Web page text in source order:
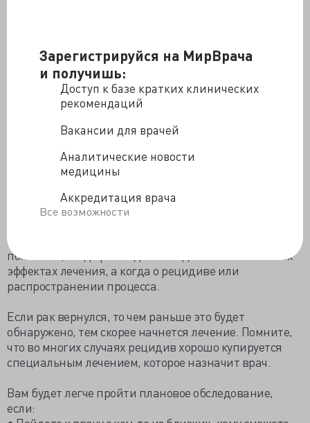
Зарегистрируйся на МирВрача
и получишь:
Доступ к базе кратких клинических
рекомендаций
Вакансии для врачей
Аналитические новости
медицины
Аккредитация врача
Все возможности
тревожных ситуаций, которые, к тому же, возвращают
в неприятные чувства. Но в большинстве случаев
тревога проходит после визита к врачу, которые не
находит причин для тревоги.
Визиты в больницу – важная часть вашего
выздоровления. Для врачей будет ценно, если вы во
время визита спокойно расскажете не просто о своем
самочувствии, но и о всех симптомах, которые у вас
имеются, а также о том, как вы справляетесь с ними
(поэтому нет смысла бежать к врачу сразу, как что-то
Им необходимо иметь полную информацию, чтобы
понимать, когда речь идет об отдаленных побочных
эффектах лечения, а когда о рецидиве или
распространении процесса.
Если рак вернулся, то чем раньше это будет
обнаружено, тем скорее начнется лечение. Помните,
что во многих случаях рецидив хорошо купируется
специальным лечением, которое назначит врач.
Вам будет легче пройти плановое обследование,
если: